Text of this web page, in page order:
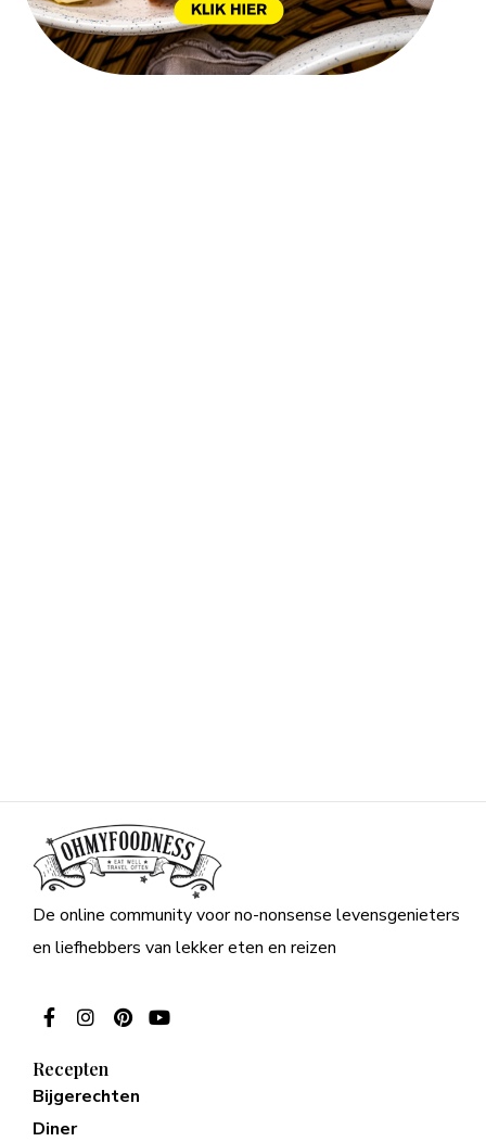
De online community voor no-nonsense levensgenieters
en liefhebbers van lekker eten en reizen
Recepten
Bijgerechten
Diner